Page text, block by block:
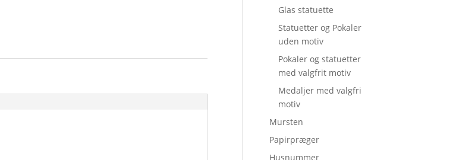
Glas statuette
Statuetter og Pokaler
uden motiv
Pokaler og statuetter
med valgfrit motiv
Medaljer med valgfri
motiv
Mursten
Papirpræger
Husnummer